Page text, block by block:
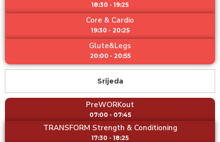
18:30 - 19:25
Core & Cardio
19:30 - 20:25
Glute&Legs
20:00 - 20:55
Srijeda
PreWORKout
07:00 - 07:45
TRANSFORM Strength & Conditioning
17:30 - 18:25